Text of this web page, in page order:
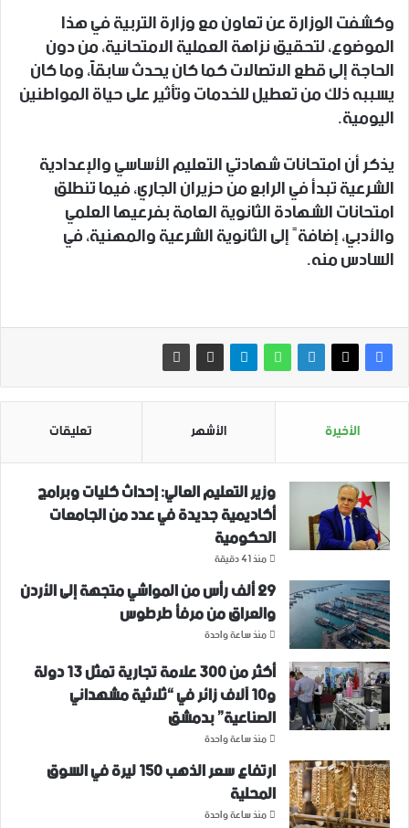
وكشفت الوزارة عن تعاون مع وزارة التربية في هذا
الموضوع، لتحقيق نزاهة العملية الامتحانية، من دون
الحاجة إلى قطع الاتصالات كما كان يحدث سابقاً، وما كان
يسببه ذلك من تعطيل للخدمات وتأثير على حياة المواطنين
اليومية.
يذكر أن امتحانات شهادتي التعليم الأساسي والإعدادية
الشرعية تبدأ ‏في الرابع من حزيران الجاري، فيما تنطلق
امتحانات ‌‏الشهادة ‏الثانوية العامة بفرعيها العلمي
والأدبي، إضافةً إلى الثانوية ‏الشرعية والمهنية، في
السادس منه‎.‎
الأخيرة الأشهر تعليقات
وزير التعليم العالي: إحداث كليات وبرامج
أكاديمية جديدة في عدد من الجامعات
الحكومية
منذ 41 دقيقة
29 ألف رأس من المواشي متجهة إلى الأردن
‏والعراق من مرفأ طرطوس
منذ ساعة واحدة
أكثر من 300 علامة تجارية تمثل 13 دولة
و10 آلاف زائر في “ثلاثية ‏مشهداني
الصناعية” بدمشق
منذ ساعة واحدة
ارتفاع سعر الذهب 150 ليرة في السوق
المحلية‎
منذ ساعة واحدة